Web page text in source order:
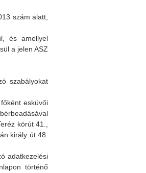
szám alatt,
és amellyel
a jelen ASZ
szabályokat
esküvői
körút 41.,
király út 48.
adatkezelési
történő